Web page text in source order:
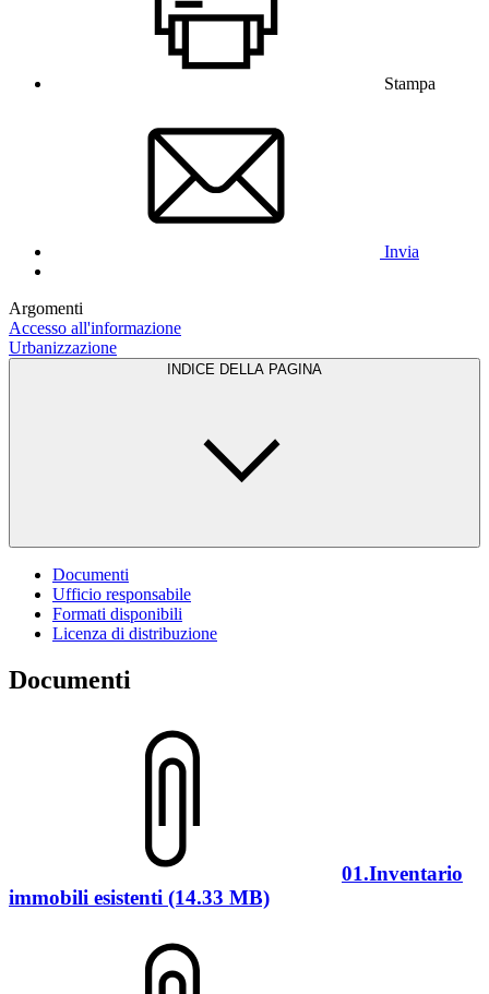
Stampa
Invia
Argomenti
Accesso all'informazione
Urbanizzazione
INDICE DELLA PAGINA
Documenti
Ufficio responsabile
Formati disponibili
Licenza di distribuzione
Documenti
01.Inventario
immobili esistenti (14.33 MB)